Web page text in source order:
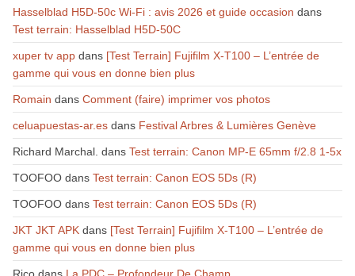
Hasselblad H5D-50c Wi-Fi : avis 2026 et guide occasion dans
Test terrain: Hasselblad H5D-50C
xuper tv appdans [Test Terrain] Fujifilm X-T100 – L’entrée de
gamme qui vous en donne bien plus
Romain dans Comment (faire) imprimer vos photos
celuapuestas-ar.esdans Festival Arbres & Lumières Genève
Richard Marchal. dans Test terrain: Canon MP-E 65mm f/2.8 1-5x
TOOFOOdans Test terrain: Canon EOS 5Ds (R)
TOOFOOdans Test terrain: Canon EOS 5Ds (R)
JKT JKT APKdans [Test Terrain] Fujifilm X-T100 – L’entrée de
gamme qui vous en donne bien plus